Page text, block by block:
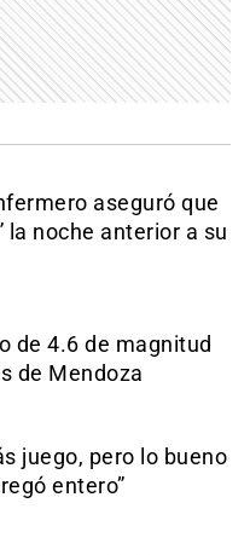
aseguró que
la noche anterior a su
de 4.6 de magnitud
de Mendoza
juego, pero lo bueno
entero”